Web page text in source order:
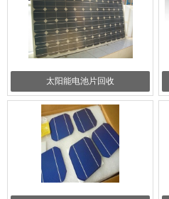
太阳能电池片回收